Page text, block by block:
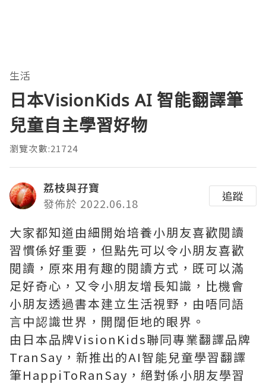
生活
日本VisionKids AI 智能翻譯筆
兒童自主學習好物
瀏覽次數:21724
荔枝與孖寶
發佈於 2022.06.18
追蹤
大家都知道由細開始培養小朋友喜歡閱讀
習慣係好重要，但點先可以令小朋友喜歡
閱讀，原來用有趣的閱讀方式，既可以滿
足好奇心，又令小朋友增長知識，比機會
小朋友透過書本建立生活視野，由唔同語
言中認識世界，開闊佢地的眼界。
由日本品牌VisionKids聯同專業翻譯品牌
TranSay，新推出的AI智能兒童學習翻譯
筆HappiToRanSay，絕對係小朋友學習